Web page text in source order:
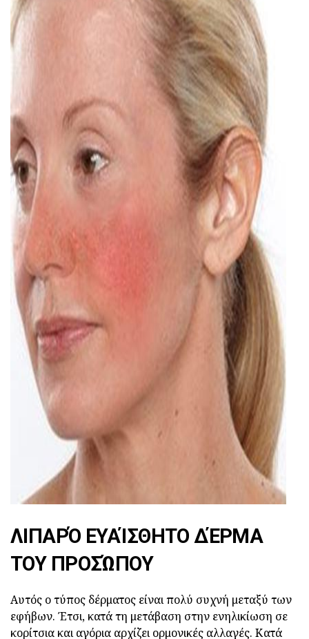
ad
ΛΙΠΑΡΌ ΕΥΑΊΣΘΗΤΟ ΔΈΡΜΑ
ΤΟΥ ΠΡΟΣΏΠΟΥ
Αυτός ο τύπος δέρματος είναι πολύ συχνή μεταξύ των
εφήβων. Έτσι, κατά τη μετάβαση στην ενηλικίωση σε
κορίτσια και αγόρια αρχίζει ορμονικές αλλαγές. Κατά